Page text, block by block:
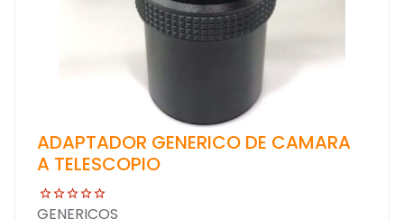
ADAPTADOR GENERICO DE CAMARA
A TELESCOPIO
GENERICOS